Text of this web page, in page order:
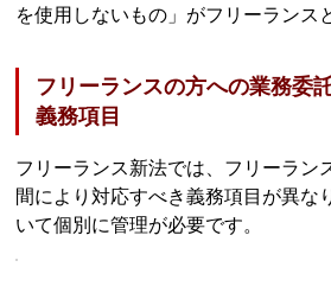
を使用しないもの」がフリーランス
フリーランスの方への業務委
義務項目
フリーランス新法では、フリーラン
間により対応すべき義務項目が異な
いて個別に管理が必要です。